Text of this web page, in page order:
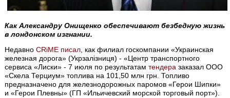
Как Александру Онищенко обеспечивают безбедную жизнь
в лондонском изгнании.
НедавноCRiME писал , как филиал госкомпании «Украинская
железная дорога» (Укрзалізниця) - «Центр транспортного
сервиса «Лиски» - 7 июля по результатамтендера заказал ООО
«Скела Терциум» топлива на 101,50 млн грн. Топливо
предназначено для железнодорожных паромов «Герои Шипки»
и «Герои Плевны» (ГП «Ильичевский морской торговый порт»).